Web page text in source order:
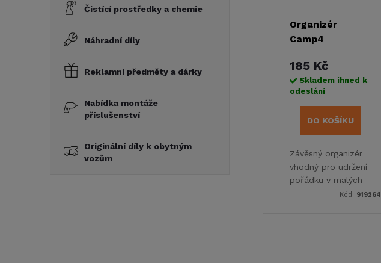
Čistící prostředky a chemie
Náhradní díly
Reklamní předměty a dárky
Nabídka montáže
příslušenství
Originální díly k obytným
vozům
Organizér
Camp4
TESSA 3
185 Kč
Skladem ihned k
odeslání
DO KOŠÍKU
Závěsný organizér
vhodný pro udržení
pořádku v malých
prostorech vašeho
Kód: 919264